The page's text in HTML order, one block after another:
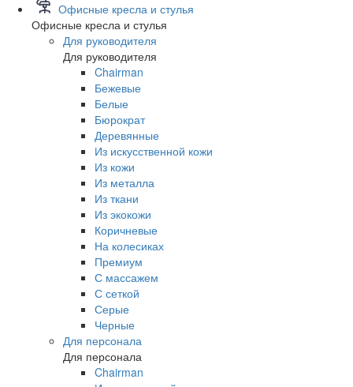
Офисные кресла и стулья
Офисные кресла и стулья
Для руководителя
Для руководителя
Chairman
Бежевые
Белые
Бюрократ
Деревянные
Из искусственной кожи
Из кожи
Из металла
Из ткани
Из экокожи
Коричневые
На колесиках
Премиум
С массажем
С сеткой
Серые
Черные
Для персонала
Для персонала
Chairman